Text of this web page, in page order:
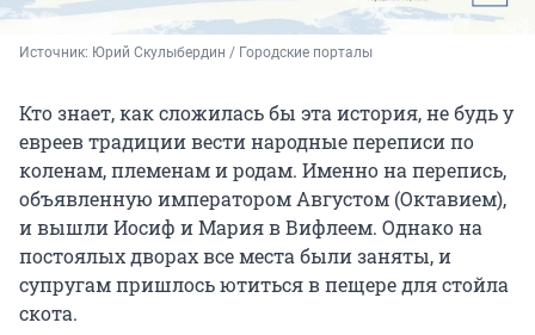
Источник: Юрий Скулыбердин / Городские порталы
Кто знает, как сложилась бы эта история, не будь у
евреев традиции вести народные переписи по
коленам, племенам и родам. Именно на перепись,
объявленную императором Августом (Октавием),
и вышли Иосиф и Мария в Вифлеем. Однако на
постоялых дворах все места были заняты, и
супругам пришлось ютиться в пещере для стойла
скота.